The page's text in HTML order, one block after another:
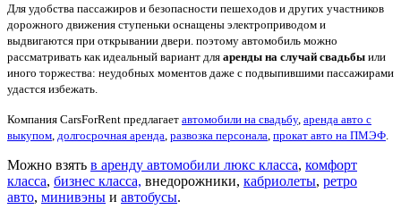
Для удобства пассажиров и безопасности пешеходов и других участников
дорожного движения ступеньки оснащены электроприводом и
выдвигаются при открывании двери. поэтому автомобиль можно
рассматривать как идеальный вариант для аренды на случай свадьбы или
иного торжества: неудобных моментов даже с подвыпившими пассажирами
удастся избежать.
Компания CarsForRent предлагает автомобили на свадьбу, аренда авто с
выкупом долгосрочная аренда развозка персонала прокат авто на ПМЭФ
Можно взять в аренду автомобили люкс класса, комфорт
класса, бизнес класса, внедорожники, кабриолеты, ретро
авто, минивэны и автобусы.